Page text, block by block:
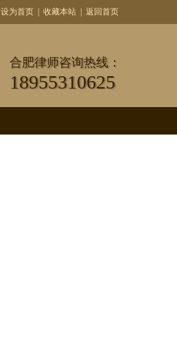
设为首页 收藏本站 返回首页
合肥律师咨询热线：
18955310625